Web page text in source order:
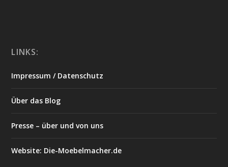
LINKS:
Impressum / Datenschutz
Über das Blog
Presse – über und von uns
Website: Die-Moebelmacher.de